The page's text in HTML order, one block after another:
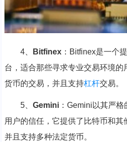
4、 Bitfinex：Bitfinex是一个
台，适合那些寻求专业交易环境
货币的交易，并且支持杠杆交易。
5、 Gemini：Gemini以其严格
用户的信任，它提供了比特币和其
并且支持多种法定货币。